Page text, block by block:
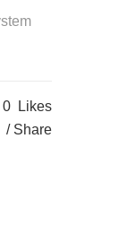
0
Likes
Share